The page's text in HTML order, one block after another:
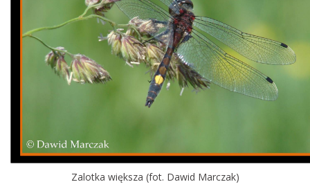
Zalotka większa (fot. Dawid Marczak)